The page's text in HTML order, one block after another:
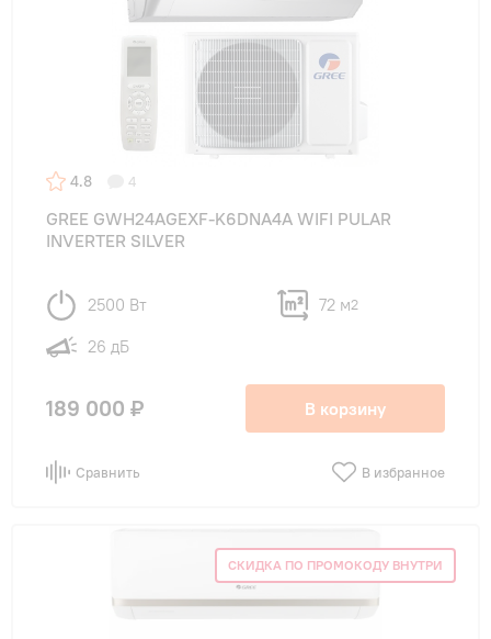
4.8 4
GREE GWH24AGEXF-K6DNA4A WIFI PULAR
INVERTER SILVER
2500 Вт 72 м2
26 дБ
189 000 ₽ В корзину
Сравнить В избранное
СКИДКА ПО ПРОМОКОДУ ВНУТРИ